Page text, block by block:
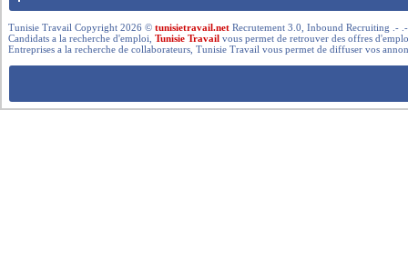
Tunisie Travail Copyright 2026 ©tunisietravail.net Recrutement 3.0, Inbound Recruiting .-
Candidats a la recherche d'emploi,Tunisie Travail vous permet de retrouver des offres
Entreprises a la recherche de collaborateurs, Tunisie Travail vous permet de diffuser vos